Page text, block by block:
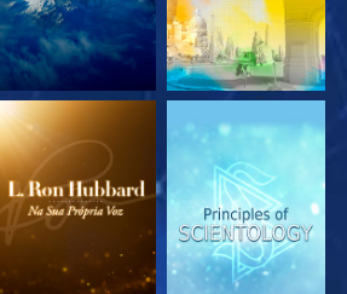
EXPLORE A SÉRIE EXPLORE A SÉRIE